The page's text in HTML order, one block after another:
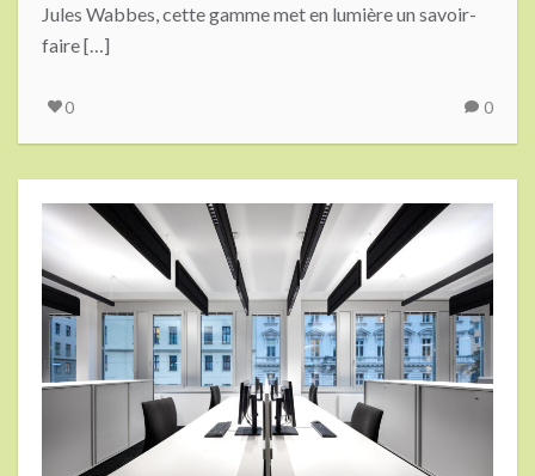
Jules Wabbes, cette gamme met en lumière un savoir-
faire […]
0 0